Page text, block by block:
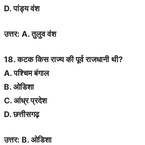
D. पांड्य वंश
उत्तर: A. तुलुव वंश
18. कटक किस राज्य की पूर्व राजधानी थी?
A. पश्चिम बंगाल
B. ओडिशा
C. आंध्र प्रदेश
D. छत्तीसगढ़
उत्तर: B. ओडिशा